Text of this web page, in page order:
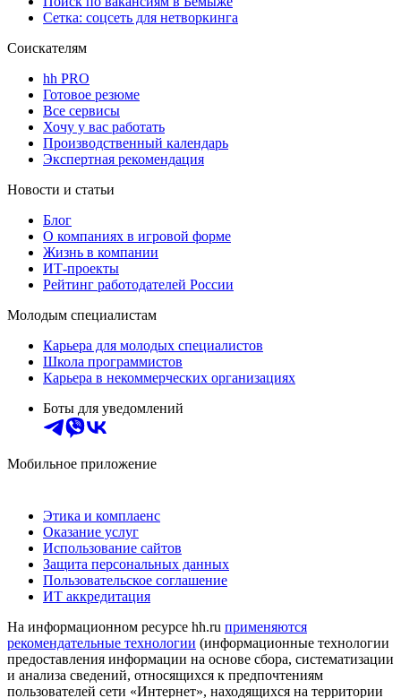
Сетка: соцсеть для нетворкинга
Соискателям
hh PRO
Готовое резюме
Все сервисы
Хочу у вас работать
Производственный календарь
Экспертная рекомендация
Новости и статьи
Блог
О компаниях в игровой форме
Жизнь в компании
ИТ-проекты
Рейтинг работодателей России
Молодым специалистам
Карьера для молодых специалистов
Школа программистов
Карьера в некоммерческих организациях
Боты для уведомлений
Мобильное приложение
Этика и комплаенс
Оказание услуг
Использование сайтов
Защита персональных данных
Пользовательское соглашение
ИТ аккредитация
На информационном ресурсе hh.ru применяются
рекомендательные технологии (информационные технологии
предоставления информации на основе сбора, систематизации
и анализа сведений, относящихся к предпочтениям
пользователей сети «Интернет», находящихся на территории